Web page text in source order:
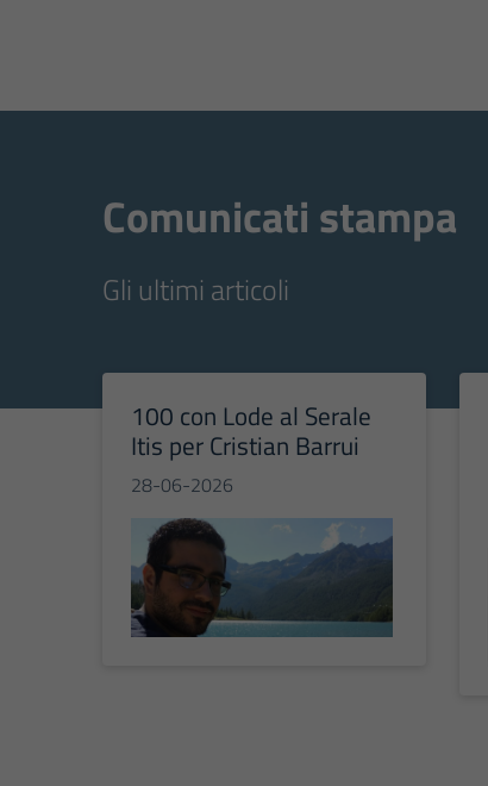
Comunicati stampa
Gli ultimi articoli
100 con Lode al Serale
Itis per Cristian Barrui
28-06-2026